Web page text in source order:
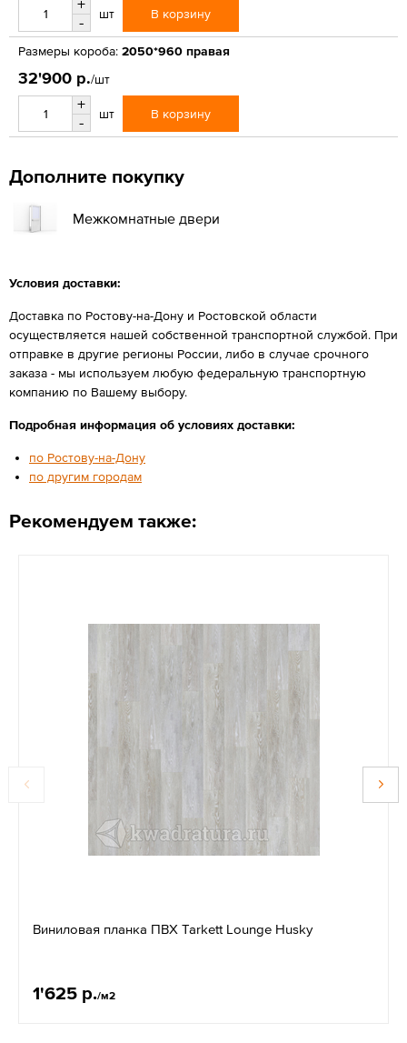
-
шт В корзину
Размеры короба: 2050*960 правая
32'900 р./шт
+
-
шт В корзину
Дополните покупку
Межкомнатные двери
Условия доставки:
Доставка по Ростову-на-Дону и Ростовской области
осуществляется нашей собственной транспортной службой. При
отправке в другие регионы России, либо в случае срочного
заказа - мы используем любую федеральную транспортную
компанию по Вашему выбору.
Подробная информация об условиях доставки:
по Ростову-на-Дону
по другим городам
Рекомендуем также:
Виниловая планка ПВХ Tarkett Lounge Husky
1'625 р./м2